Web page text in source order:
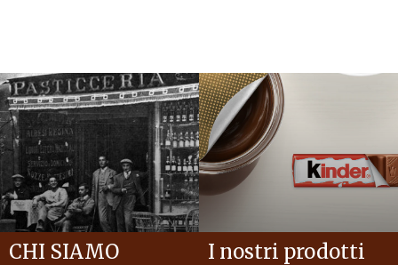
CHI SIAMO I nostri prodotti